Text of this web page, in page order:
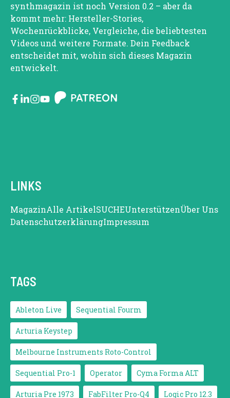
synthmagazin ist noch Version 0.2 – aber da
kommt mehr: Hersteller-Stories,
Wochenrückblicke, Vergleiche, die beliebtesten
Videos und weitere Formate. Dein Feedback
entscheidet mit, wohin sich dieses Magazin
entwickelt.
LINKS
MagazinAlle ArtikelSUCHEUnterstützenÜber Uns
DatenschutzerklärungImpressum
TAGS
Ableton Live Sequential Fourm
Arturia Keystep
Melbourne Instruments Roto-Control
Sequential Pro-1 Operator Cyma Forma ALT
Arturia Pre 1973 FabFilter Pro-Q4 Logic Pro 12.3